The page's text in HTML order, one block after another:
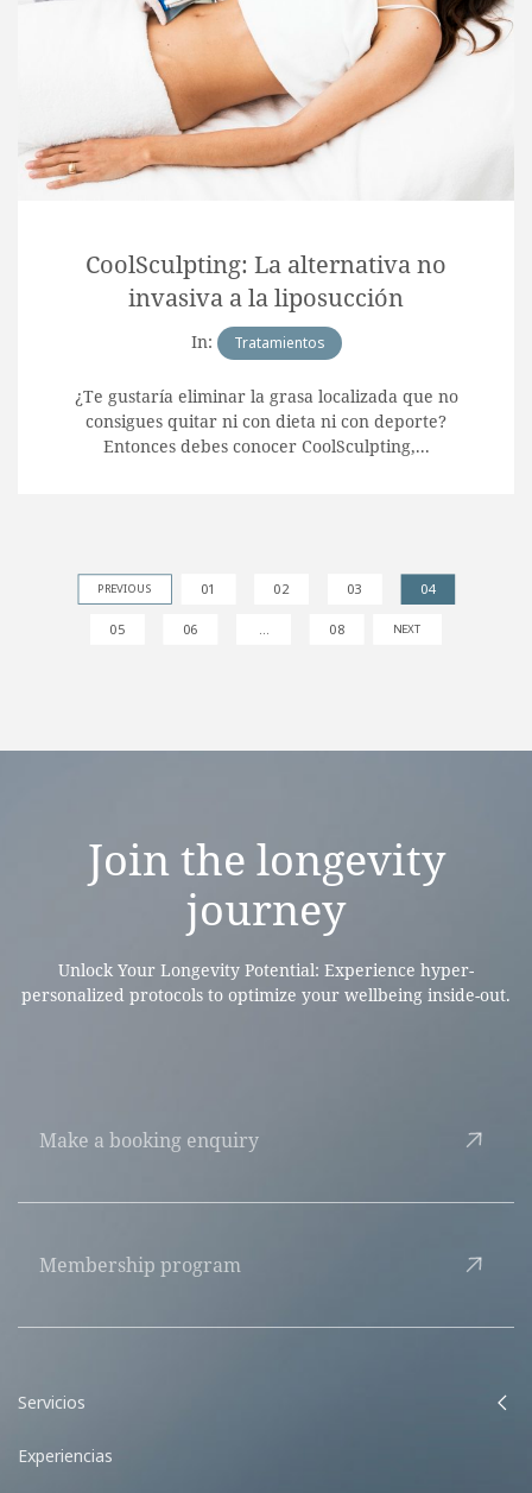
CoolSculpting: La alternativa no
invasiva a la liposucción
In: Tratamientos
¿Te gustaría eliminar la grasa localizada que no
consigues quitar ni con dieta ni con deporte?
Entonces debes conocer CoolSculpting,...
PREVIOUS 01 02 03 04
05 06 08 NEXT
Join the longevity
journey
Unlock Your Longevity Potential: Experience hyper-
personalized protocols to optimize your wellbeing inside-out.
Make a booking enquiry
Membership program
Servicios
Experiencias